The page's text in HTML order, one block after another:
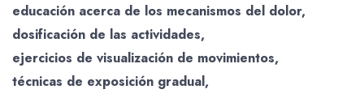
educación acerca de los mecanismos del dolor,
dosificación de las actividades,
ejercicios de visualización de movimientos,
técnicas de exposición gradual,